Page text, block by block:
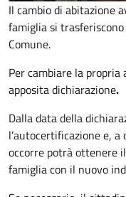
Il cambio di abitazione
famiglia si
Comune.
Per cambiare la
appositadichiarazione.
Dalla data della
l’autocertificazione e,
occorre potrà ottenere
famiglia con il nuovo